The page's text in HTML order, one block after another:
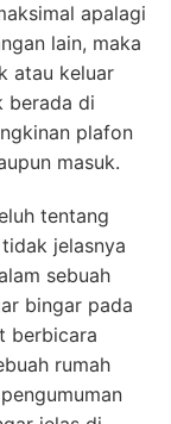
apalagi
lain, maka
atau keluar
berada di
plafon
masuk.
tentang
jelasnya
sebuah
bingar pada
berbicara
rumah